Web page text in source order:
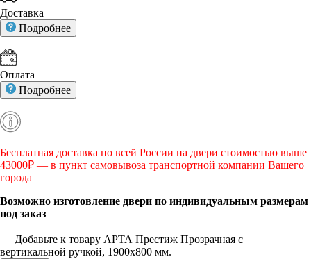
Доставка
Подробнее
Оплата
Подробнее
Бесплатная доставка по всей России на двери стоимостью выше
43000₽ — в пункт самовывоза транспортной компании Вашего
города
Возможно изготовление двери по индивидуальным размерам
под заказ
Добавьте к товару АРТА Престиж Прозрачная с
вертикальной ручкой, 1900х800 мм.